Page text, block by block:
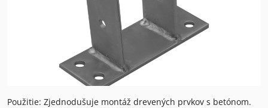
Použitie: Zjednodušuje montáž drevených prvkov s betónom.